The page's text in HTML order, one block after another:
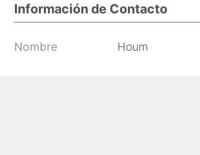
Información de Contacto
Nombre Houm